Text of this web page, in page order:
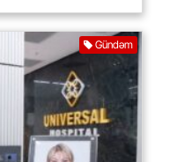
Gündəm